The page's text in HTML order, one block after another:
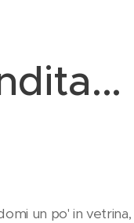
un po' in